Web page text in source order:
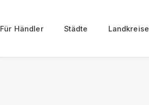
Für Händler Städte Landkreise